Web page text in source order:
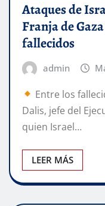
Ataques de
Franja de
fallecidos
admin
Entre los
Dalis, jefe del
quien Israel…
LEER MÁS